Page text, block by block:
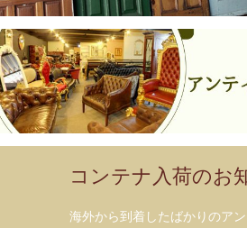
コンテナ入荷のお
海外から到着したばかりのア